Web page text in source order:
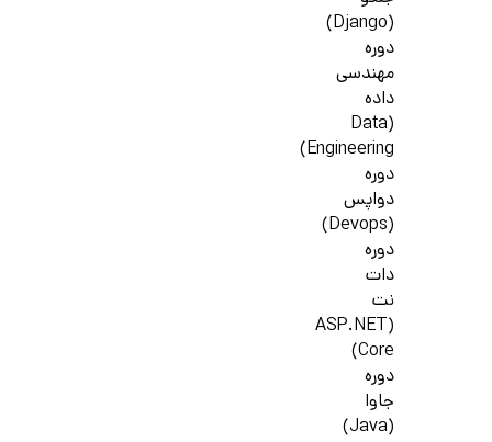
(Django)
دوره
مهندسی
داده
(Data
Engineering)
دوره
دواپس
(Devops)
دوره
دات
نت
(ASP.NET
Core)
دوره
جاوا
(Java)